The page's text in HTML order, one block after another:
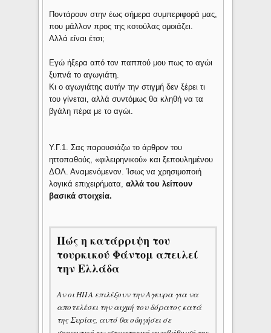
Ποντάρουν στην έως σήμερα συμπεριφορά μας,
που μάλλον προς της κοτούλας ομοιάζει.
Αλλά είναι έτσι;
Εγώ ήξερα από τον παππού μου πως το αγώι
ξυπνά το αγωγιάτη.
Κι ο αγωγιάτης αυτήν την στιγμή δεν ξέρει τι
του γίνεται, αλλά συντόμως θα κληθή να τα
βγάλη πέρα με το αγώι.
Υ.Γ.1. Σας παρουσιάζω το άρθρον του
ηττοπαθούς, «φιλειρηνικού» και ξεπουλημένου
ΔΟΛ. Αναμενόμενον. Ίσως να χρησιμοποιή
λογικά επιχειρήματα,αλλά του λείπουν
βασικά στοιχεία.
Πώς η κατάρριψη του
τουρκικού Φάντομ απειλεί
την Ελλάδα
Αν οι ΗΠΑ επιλέξουν την Αγκυρα για να
αποτελέσει την αιχμή του δόρατος κατά
της Συρίας, αυτό θα οδηγήσει σε